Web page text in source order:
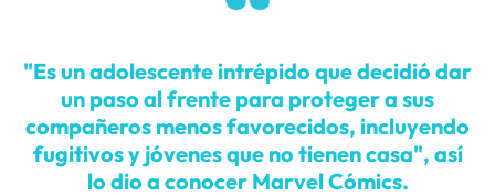
"Es un adolescente intrépido que decidió dar
un paso al frente para proteger a sus
compañeros menos favorecidos, incluyendo
fugitivos y jóvenes que no tienen casa", así
lo dio a conocer Marvel Cómics.